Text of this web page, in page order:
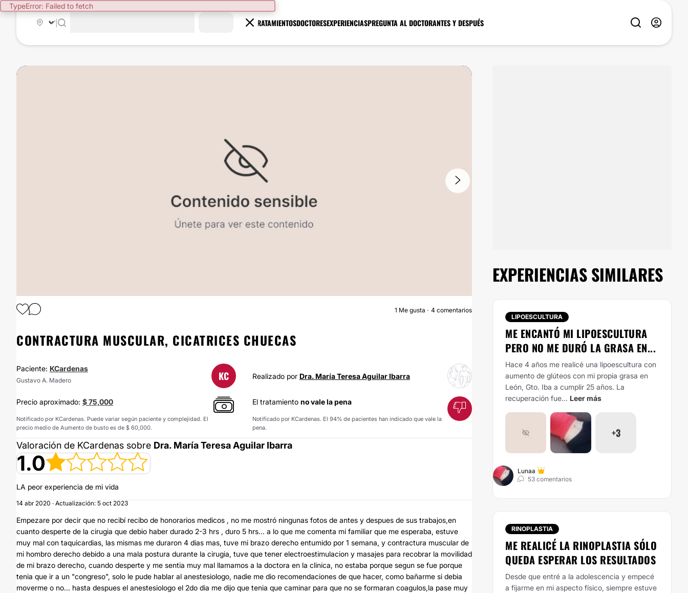
TypeError: Failed to fetch
TRATAMIENTOSDOCTORESEXPERIENCIASPREGUNTA AL DOCTORANTES Y DESPUÉS
AUMENTO DE BUSTO
1 Me gusta 4 comentarios
CONTRACTURA MUSCULAR, CICATRICES CHUECAS
Paciente: KCardenas
Gustavo A. Madero KC Realizado por Dra. María Teresa Aguilar Ibarra
Precio aproximado: $ 75,000
Notificado por KCardenas. Puede variar según paciente y complejidad. El
precio medio de Aumento de busto es de $ 60,000.
El tratamiento no vale la pena
Notificado por KCardenas. El 94% de pacientes han indicado que vale la
pena.
Valoración de KCardenas sobre Dra. María Teresa Aguilar Ibarra
1.0
LA peor experiencia de mi vida
14 abr 2020 · Actualización: 5 oct 2023
Empezare por decir que no recibí recibo de honorarios medicos , no me mostró ningunas fotos de antes y despues de sus trabajos,en
cuanto desperte de la cirugia que debio haber durado 2-3 hrs , duro 5 hrs... a lo que me comenta mi familiar que me esperaba, estuve
muy mal con taquicardias, las mismas me duraron 4 dias mas, tuve mi brazo derecho entumido por 1 semana, y contractura muscular de
mi hombro derecho debido a una mala postura durante la cirugia, tuve que tener electroestimulacion y masajes para recobrar la movilidad
de mi brazo derecho, cuando desperte y me sentia muy mal llamamos a la doctora en la clinica, no estaba porque segun se fue porque
tenia que ir a un "congreso", solo le pude hablar al anestesiologo, nadie me dio recomendaciones de que hacer, como bañarme si debia
moverme o no... hasta despues el anestesiologo el 2do dia me dijo que tenia que caminar para que no se formaran coagulos,la pase muy
EXPERIENCIAS SIMILARES
LIPOESCULTURA
ME ENCANTÓ MI LIPOESCULTURA
PERO NO ME DURÓ LA GRASA EN...
Hace 4 años me realicé una lipoescultura con
aumento de glúteos con mi propia grasa en
León, Gto. Iba a cumplir 25 años. La
recuperación fue... Leer más
+3
Lunaa
53 comentarios
RINOPLASTIA
ME REALICÉ LA RINOPLASTIA SÓLO
QUEDA ESPERAR LOS RESULTADOS
Desde que entré a la adolescencia y empecé
a fijarme en mi aspecto físico, siempre estuve